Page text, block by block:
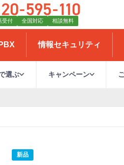
受付 全国対応 相談無料
情報セキュリティ
選ぶ キャンペーン
新品